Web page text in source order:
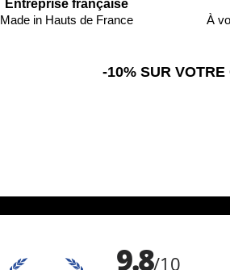
Entreprise française
Made in Hauts de France
À
-10% SUR